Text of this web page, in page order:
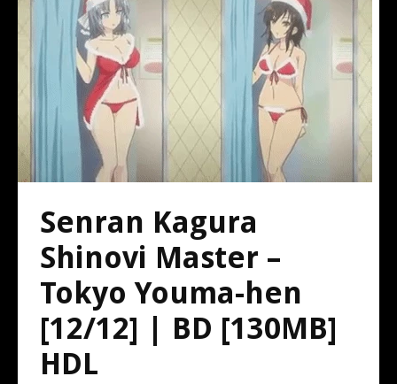
Senran Kagura
Shinovi Master –
Tokyo Youma-hen
[12/12] | BD [130MB]
HDL